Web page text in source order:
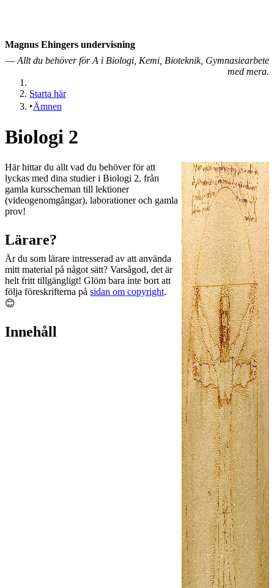
Magnus Ehingers under­visning
— Allt du behöver för A i Biologi, Kemi, Bioteknik, Gymnasiearbete
med mera.
Starta här
Ämnen
Biologi 2
Här hittar du allt vad du behöver för att
lyckas med dina studier i Biologi 2, från
gamla kursscheman till lektioner
(videogenomgångar), laborationer och gamla
prov!
Lärare?
Är du som lärare intresserad av att använda
mitt material på något sätt? Varsågod, det är
helt fritt tillgängligt! Glöm bara inte bort att
följa föreskrifterna på sidan om copyright.
😊
Innehåll